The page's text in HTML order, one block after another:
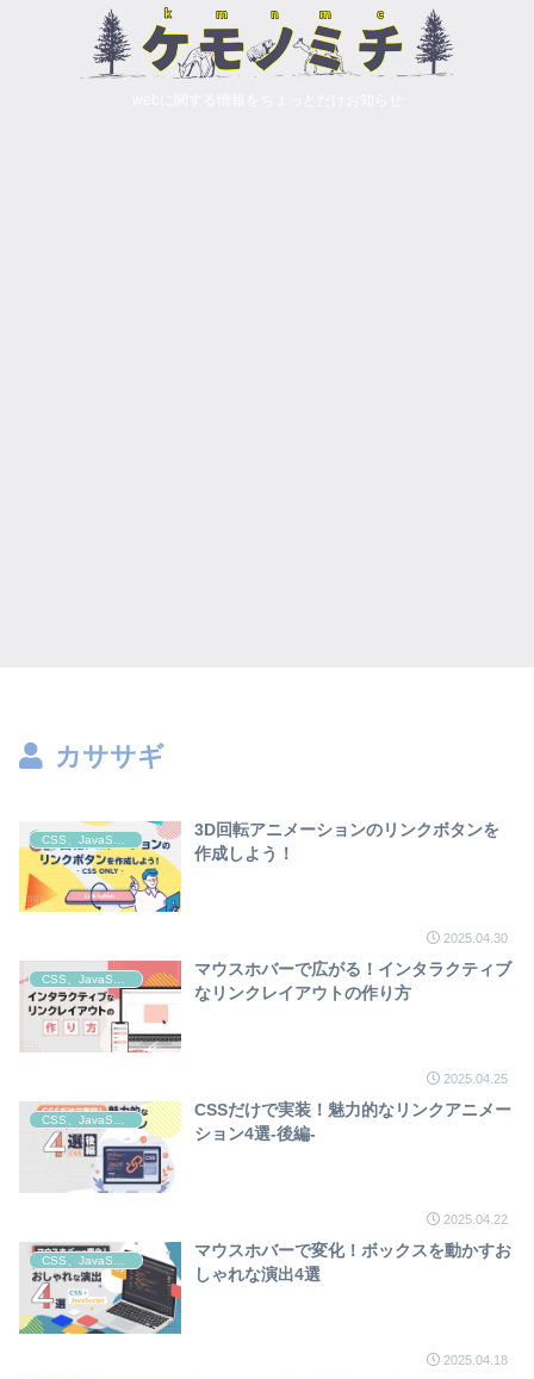
カササギ
3D回転アニメーションのリンクボタンを
作成しよう！
2025.04.30
CSS、JavaScript
マウスホバーで広がる！インタラクティブ
なリンクレイアウトの作り方
2025.04.25
CSSだけで実装！魅力的なリンクアニメー
ション4選-後編-
2025.04.22
マウスホバーで変化！ボックスを動かすお
しゃれな演出4選
2025.04.18